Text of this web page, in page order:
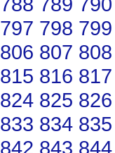
797 798 799
806 807 808
815 816 817
824 825 826
833 834 835
842 843 844